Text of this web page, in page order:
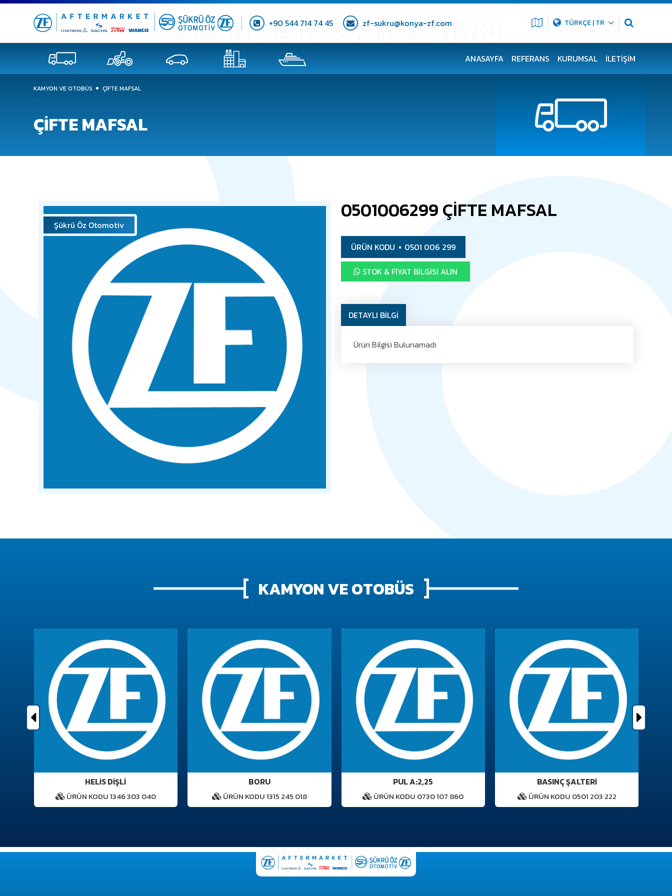
+90 544 714 74 45 zf-sukru@konya-zf.com TÜRKÇE | TR
ANASAYFA REFERANS KURUMSAL İLETIŞIM
KAMYON VE OTOBÜS ÇİFTE MAFSAL
ÇİFTE MAFSAL
Şükrü Öz Otomotiv
0501006299 ÇİFTE MAFSAL
ÜRÜN KODU 0501 006 299
STOK & FIYAT BILGISI ALIN
DETAYLI BİLGİ
Ürün Bilgisi Bulunamadı
KAMYON VE OTOBÜS
HELİS DİŞLİ
ÜRÜN KODU 1346 303 040
BORU
ÜRÜN KODU 1315 245 018
PUL A:2,25
ÜRÜN KODU 0730 107 860
BASINÇ ŞALTERİ
ÜRÜN KODU 0501 203 222